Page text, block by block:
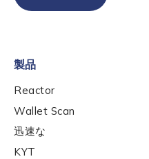
*
Role Level
Organization Type
How did you hear about us?
製品
Reactor
Wallet Scan
迅速な
KYT